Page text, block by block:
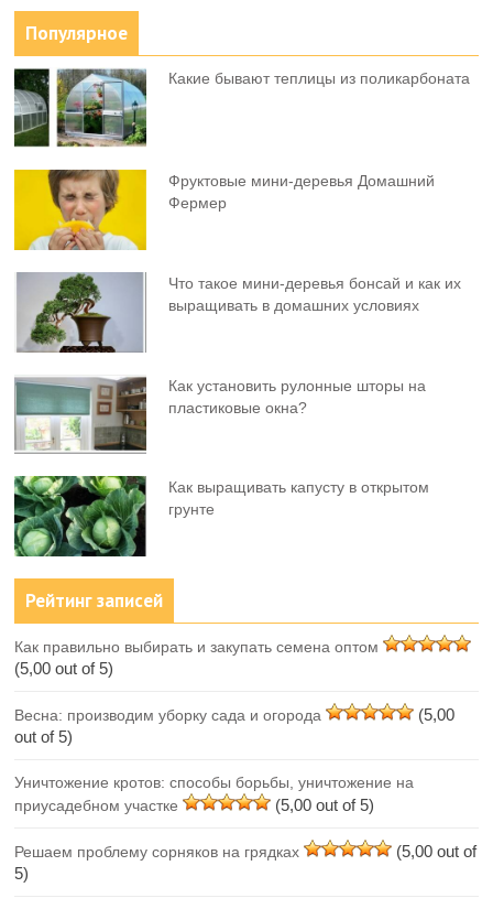
Популярное
Какие бывают теплицы из поликарбоната
Фруктовыe мини-деревья Домашний
Фермер
Что такое мини-деревья бонсай и как их
выращивать в домашних условиях
Как установить рулонные шторы на
пластиковые окна?
Как выращивать капусту в открытом
грунте
Рейтинг записей
Как правильно выбирать и закупать семена оптом
(5,00 out of 5)
Весна: производим уборку сада и огорода
(5,00
out of 5)
Уничтожение кротов: способы борьбы, уничтожение на
приусадебном участке
(5,00 out of 5)
Решаем проблему сорняков на грядках
(5,00 out of
5)